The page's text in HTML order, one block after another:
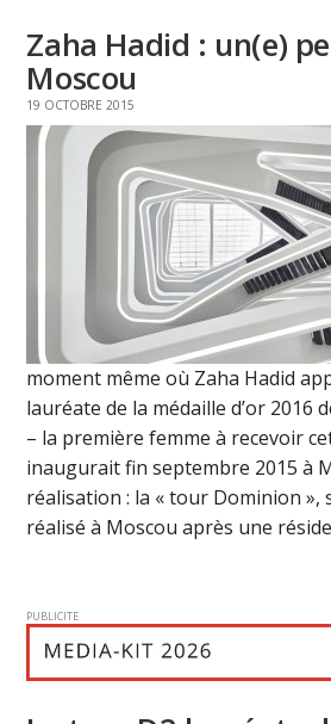
Zaha Hadid : un(e)
Moscou
19 OCTOBRE 2015
moment même où Zaha Hadid
lauréate de la médaille d’or 2016
– la première femme à recevoir
inaugurait fin septembre 2015 à
réalisation : la « tour Dominion »,
réalisé à Moscou après une
PUBLICITE